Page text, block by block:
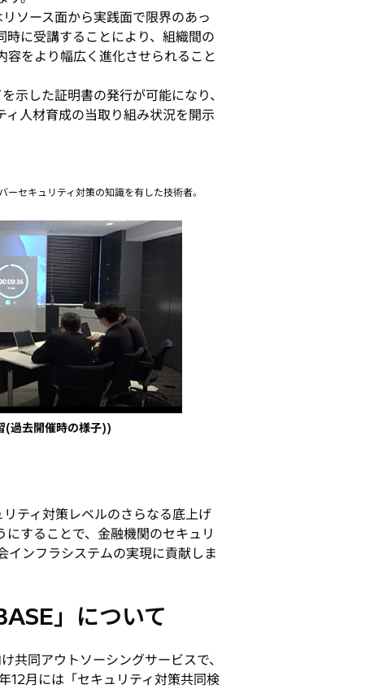
ソース面から実践面で限界のあっ
に受講することにより、組織間の
をより幅広く進化させられること
示した証明書の発行が可能になり、
人材育成の当取り組み状況を開示
セキュリティ対策の知識を有した技術者。
(過去開催時の様子))
ティ対策レベルのさらなる底上げ
することで、金融機関のセキュリ
インフラシステムの実現に貢献しま
」について
同アウトソーシングサービスで、
12月には「セキュリティ対策共同検